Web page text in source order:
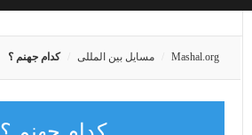
Mashal.org مسایل بین المللی کدام جهنم ؟